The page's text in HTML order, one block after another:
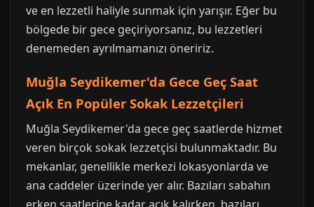
ve en lezzetli haliyle sunmak için yarışır. Eğer bu
bölgede bir gece geçiriyorsanız, bu lezzetleri
denemeden ayrılmamanızı öneririz.
Muğla Seydikemer'da Gece Geç Saat
Açık En Popüler Sokak Lezzetçileri
Muğla Seydikemer'da gece geç saatlerde hizmet
veren birçok sokak lezzetçisi bulunmaktadır. Bu
mekanlar, genellikle merkezi lokasyonlarda ve
ana caddeler üzerinde yer alır. Bazıları sabahın